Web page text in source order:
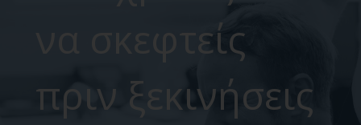
να σκεφτείς
πριν ξεκινήσεις